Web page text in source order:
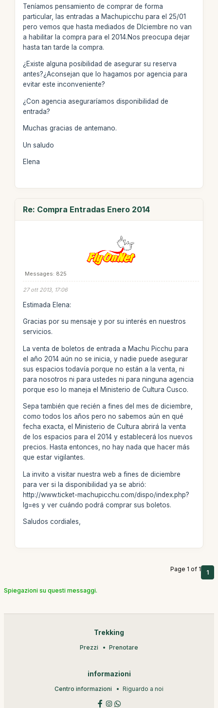
Teníamos pensamiento de comprar de forma
particular, las entradas a Machupicchu para el 25/01
pero vemos que hasta mediados de DIciembre no van
a habilitar la compra para el 2014.Nos preocupa dejar
hasta tan tarde la compra.
¿Existe alguna posibilidad de asegurar su reserva
antes?¿Aconsejan que lo hagamos por agencia para
evitar este inconveniente?
¿Con agencia aseguraríamos disponibilidad de
entrada?
Muchas gracias de antemano.
Un saludo
Elena
Re: Compra Entradas Enero 2014
Messages: 825
27 ott 2013, 17:06
Estimada Elena:
Gracias por su mensaje y por su interés en nuestros
servicios.
La venta de boletos de entrada a Machu Picchu para
el año 2014 aún no se inicia, y nadie puede asegurar
sus espacios todavía porque no están a la venta, ni
para nosotros ni para ustedes ni para ninguna agencia
porque eso lo maneja el Ministerio de Cultura Cusco.
Sepa también que recién a fines del mes de diciembre,
como todos los años pero no sabemos aún en qué
fecha exacta, el Ministerio de Cultura abrirá la venta
de los espacios para el 2014 y establecerá los nuevos
precios. Hasta entonces, no hay nada que hacer más
que estar vigilantes.
La invito a visitar nuestra web a fines de diciembre
para ver si la disponibilidad ya se abrió:
http://www.ticket-machupicchu.com/dispo/index.php?
lg=es y ver cuándo podrá comprar sus boletos.
Saludos cordiales,
Page 1 of 1 1
Spiegazioni su questi messaggi.
Trekking
Prezzi Prenotare
informazioni
Centro informazioni Riguardo a noi